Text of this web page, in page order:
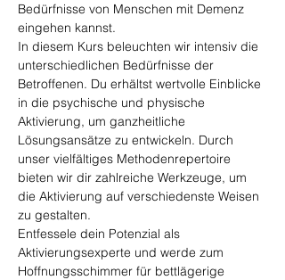
Bedürfnisse von Menschen mit Demenz
eingehen kannst.
In diesem Kurs beleuchten wir intensiv die
unterschiedlichen Bedürfnisse der
Betroffenen. Du erhältst wertvolle Einblicke
in die psychische und physische
Aktivierung, um ganzheitliche
Lösungsansätze zu entwickeln. Durch
unser vielfältiges Methodenrepertoire
bieten wir dir zahlreiche Werkzeuge, um
die Aktivierung auf verschiedenste Weisen
zu gestalten.
Entfessele dein Potenzial als
Aktivierungsexperte und werde zum
Hoffnungsschimmer für bettlägerige